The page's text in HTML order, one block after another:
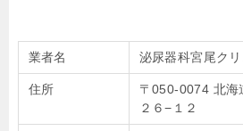
業者名 泌尿器科宮尾ク
住所
〒050-0074 北海
２６−１２